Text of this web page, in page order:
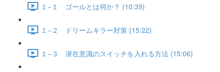
１−１ ゴールとは何か？ (10:39)
１−２ ドリームキラー対策 (15:22)
１−３ 潜在意識のスイッチを入れる方法 (15:06)